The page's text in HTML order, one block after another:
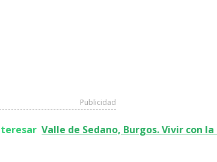
Publicidad
Valle de Sedano, Burgos. Vivir con